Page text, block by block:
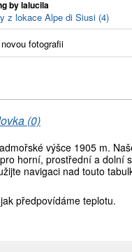
by lalucila
z lokace Alpe di Siusi (4)
fotografii
(0)
výšce 1905 m.
horní, prostřední a dolní
navigaci nad touto
předpovídáme teplotu.